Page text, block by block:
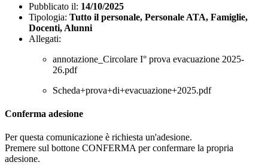
Pubblicato il: 14/10/2025
Tipologia: Tutto il personale, Personale ATA, Famiglie,
Docenti, Alunni
Allegati:
annotazione_Circolare I° prova evacuazione 2025-
26.pdf
Scheda+prova+di+evacuazione+2025.pdf
Conferma adesione
Per questa comunicazione è richiesta un'adesione.
Premere sul bottone CONFERMA per confermare la propria
adesione.